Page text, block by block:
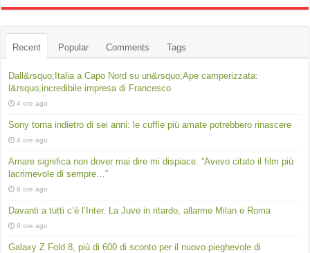
Recent Popular Comments Tags
Dall&rsquo;Italia a Capo Nord su un&rsquo;Ape camperizzata:
l&rsquo;incredibile impresa di Francesco
4 ore ago
Sony torna indietro di sei anni: le cuffie più amate potrebbero rinascere
4 ore ago
Amare significa non dover mai dire mi dispiace. “Avevo citato il film più
lacrimevole di sempre…”
6 ore ago
Davanti a tutti c’è l’Inter. La Juve in ritardo, allarme Milan e Roma
6 ore ago
Galaxy Z Fold 8, più di 600 di sconto per il nuovo pieghevole di